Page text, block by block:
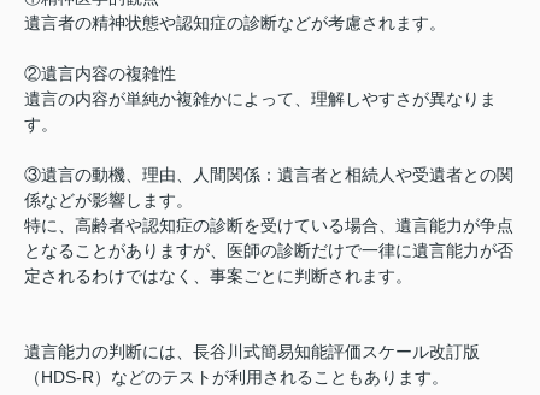
遺言者の精神状態や認知症の診断などが考慮されます。
②遺言内容の複雑性
遺言の内容が単純か複雑かによって、理解しやすさが異なりま
す。
③遺言の動機、理由、人間関係：遺言者と相続人や受遺者との関
係などが影響します。
特に、高齢者や認知症の診断を受けている場合、遺言能力が争点
となることがありますが、医師の診断だけで一律に遺言能力が否
定されるわけではなく、事案ごとに判断されます。
遺言能力の判断には、長谷川式簡易知能評価スケール改訂版
（HDS-R）などのテストが利用されることもあります。